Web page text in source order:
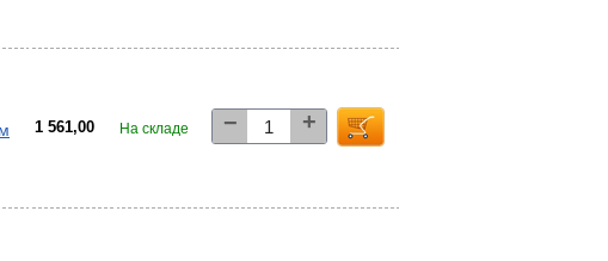
1 561,00 На складе − +